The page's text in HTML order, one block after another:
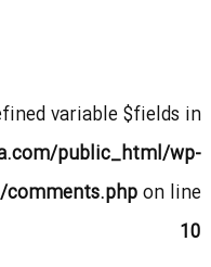
variable $fields in
public_html/wp-
on line
10